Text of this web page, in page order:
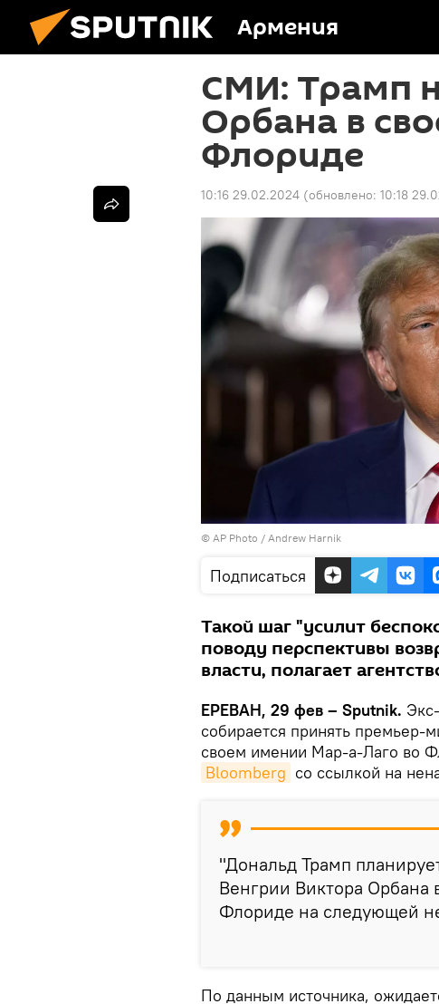
Армения
СМИ: Трамп
Орбана в
Флориде
10:16 29.02.2024 (обновлено: 10:18
© AP Photo / Andrew Harnik
Подписаться
Такой шаг "усилит
поводу перспективы
власти, полагает
ЕРЕВАН, 29 фев – Sputnik.
собирается принять премьер-
своем имении Мар-а-Лаго во
Bloomberg со ссылкой на
"Дональд Трамп
Венгрии Виктора
Флориде на следующей
По данным источника,